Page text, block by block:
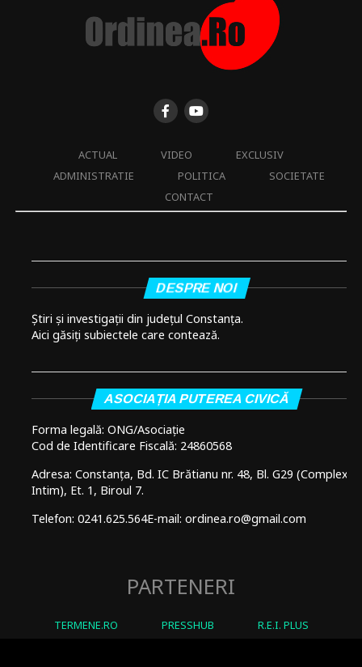
ACTUAL VIDEO
EXCLUSIV
ADMINISTRATIE
POLITICA
SOCIETATE
CONTACT
DESPRE NOI
Știri și investigații din județul Constanța.
Aici găsiți subiectele care contează.
ASOCIAȚIA PUTEREA CIVICĂ
Forma legală: ONG/Asociație
Cod de Identificare Fiscală: 24860568
Adresa: Constanța, Bd. IC Brătianu nr. 48, Bl. G29 (Complex
Intim), Et. 1, Biroul 7.
Telefon: 0241.625.564E-mail: ordinea.ro@gmail.com
PARTENERI
TERMENE.RO PRESSHUB R.E.I. PLUS